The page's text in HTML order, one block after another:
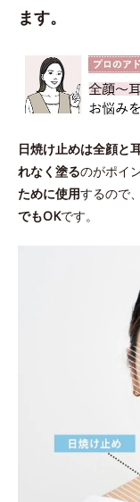
ます。
日焼け止めは全顔と
れなく塗るのがポイン
ために使用するので、
でもOKです。